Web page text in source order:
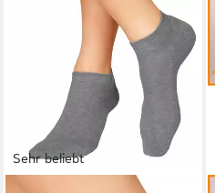
Sehr beliebt